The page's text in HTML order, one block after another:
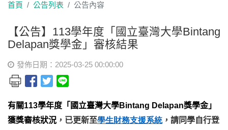
首頁 公告列表 公告內容
【公告】113學年度「國立臺灣大學Bintang
Delapan獎學金」審核結果
發佈日期：2025-03-25 00:00:00
有關113學年度「國立臺灣大學Bintang Delapan獎學金」
獲獎審核狀況 ，已更新至學生財務支援系統 ，請同學自行登